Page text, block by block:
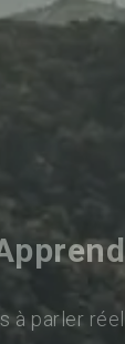
à parler